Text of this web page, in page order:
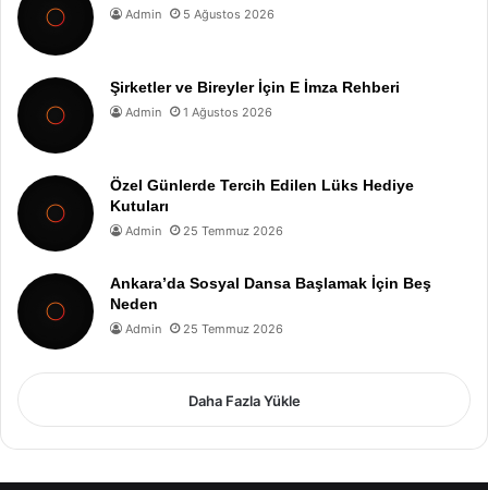
Admin 5 Ağustos 2026
Şirketler ve Bireyler İçin E İmza Rehberi
Admin 1 Ağustos 2026
Özel Günlerde Tercih Edilen Lüks Hediye
Kutuları
Admin 25 Temmuz 2026
Ankara’da Sosyal Dansa Başlamak İçin Beş
Neden
Admin 25 Temmuz 2026
Daha Fazla Yükle